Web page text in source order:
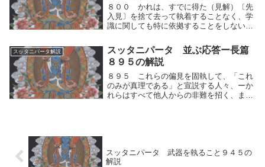
８００ かれは、すでに得た（見解）〔先
入見〕を捨て去って執着することなく、学
識に関しても特に依拠することをしない。
るが、かれは実に党派に盲従（分別なく人
の言うがままに従うこと）せずいかなる見
解もをそのま...
スッタニパータ解説
スッタニパータ 並ぶ応答ー長篇
８９５の解説
８９５ これらの偏見を固執して、「これ
のみが真理である」と宣説する人々、ーか
れらはすべて他人からの非難を招く、ま
スッタニパータ 武器を執ること９４５の
解説